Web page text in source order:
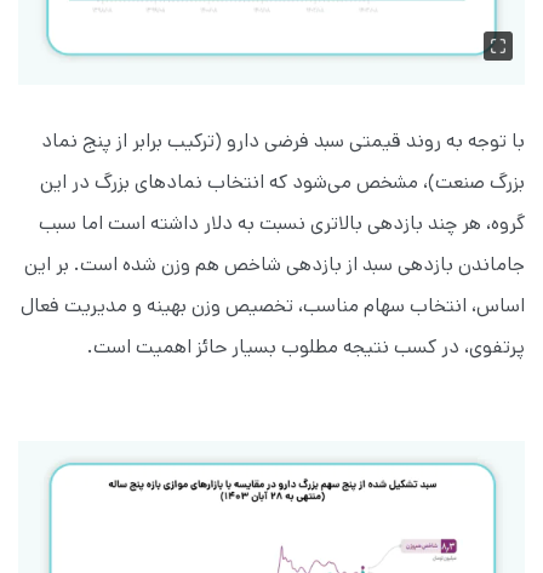
با توجه به روند قیمتی سبد فرضی دارو (ترکیب برابر از پنج نماد
بزرگ صنعت)، مشخص می‌شود که انتخاب نمادهای بزرگ در این
گروه، هر چند بازدهی بالاتری نسبت به دلار داشته است اما سبب
جاماندن بازدهی سبد از بازدهی شاخص هم وزن شده است. بر این
اساس، انتخاب سهام مناسب، تخصیص وزن بهینه و مدیریت فعال
پرتفوی، در کسب نتیجه مطلوب بسیار حائز اهمیت است.